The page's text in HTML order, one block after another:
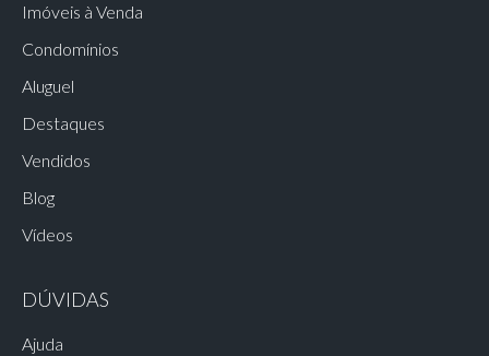
Imóveis à Venda
Condomínios
Aluguel
Destaques
Vendidos
Blog
Vídeos
DÚVIDAS
Ajuda